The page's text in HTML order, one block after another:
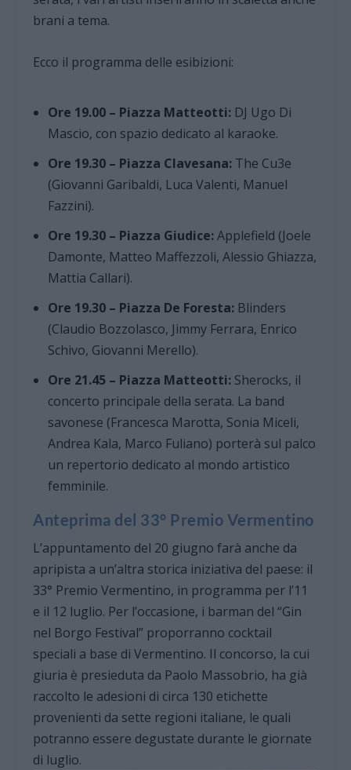
brani a tema.
Ecco il programma delle esibizioni:
Ore 19.00 – Piazza Matteotti:DJ Ugo Di
Mascio, con spazio dedicato al karaoke.
Ore 19.30 – Piazza Clavesana:The Cu3e
(Giovanni Garibaldi, Luca Valenti, Manuel
Fazzini).
Ore 19.30 – Piazza Giudice:Applefield (Joele
Damonte, Matteo Maffezzoli, Alessio Ghiazza,
Mattia Callari).
Ore 19.30 – Piazza De Foresta:Blinders
(Claudio Bozzolasco, Jimmy Ferrara, Enrico
Schivo, Giovanni Merello).
Ore 21.45 – Piazza Matteotti:Sherocks, il
concerto principale della serata. La band
savonese (Francesca Marotta, Sonia Miceli,
Andrea Kala, Marco Fuliano) porterà sul palco
un repertorio dedicato al mondo artistico
femminile.
Anteprima del 33° Premio Vermentino
L’appuntamento del 20 giugno farà anche da
apripista a un’altra storica iniziativa del paese: il
33° Premio Vermentino, in programma per l’11
e il 12 luglio. Per l’occasione, i barman del “Gin
nel Borgo Festival” proporranno cocktail
speciali a base di Vermentino. Il concorso, la cui
giuria è presieduta da Paolo Massobrio, ha già
raccolto le adesioni di circa 130 etichette
provenienti da sette regioni italiane, le quali
potranno essere degustate durante le giornate
di luglio.